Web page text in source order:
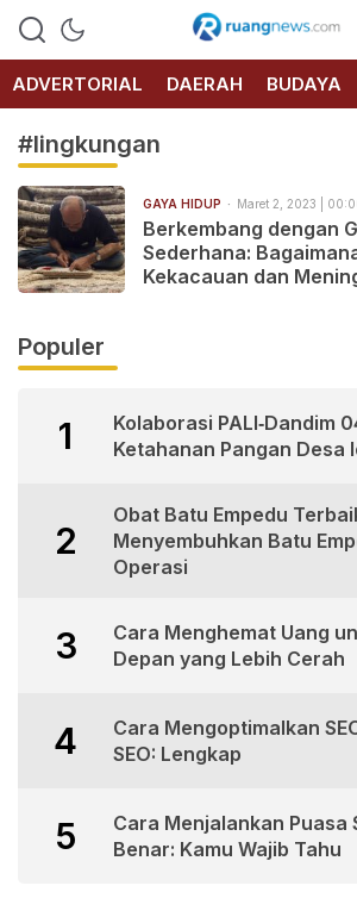
RUANG
NEWS
ADVERTORIAL
DAERAH BUDAYA
#lingkungan
GAYA HIDUP Maret 2, 2023 |
Berkembang dengan
Sederhana:
Kekacauan dan
Populer
1
Kolaborasi PALI‑Dandim
Ketahanan Pangan Desa
2
Obat Batu Empedu
Menyembuhkan Batu
Operasi
3
Cara Menghemat Uang
Depan yang Lebih Cerah
4
Cara Mengoptimalkan
SEO: Lengkap
5
Cara Menjalankan Puasa
Benar: Kamu Wajib Tahu